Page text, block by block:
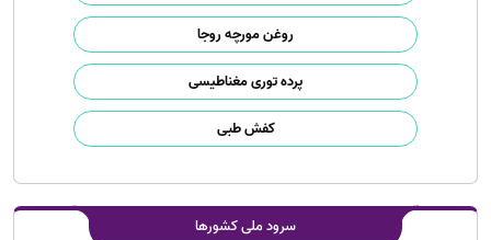
روغن مورچه روجا
پرده توری مغناطیسی
کفش طبی
سرود ملی کشورها